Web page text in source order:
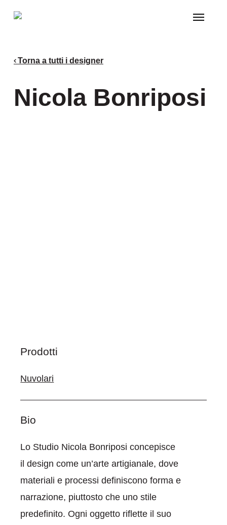
content
Menu
Torna a tutti i designer
Nicola Bonriposi
Prodotti
Nuvolari
Bio
Lo Studio Nicola Bonriposi concepisce
il design come un’arte artigianale, dove
materiali e processi definiscono forma e
narrazione, piuttosto che uno stile
predefinito. Ogni oggetto riflette il suo